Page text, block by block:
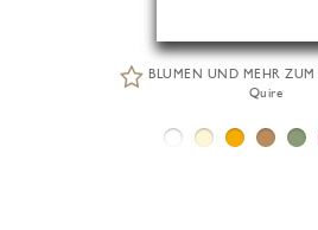
BLUMEN UND MEHR ZUM
Quire